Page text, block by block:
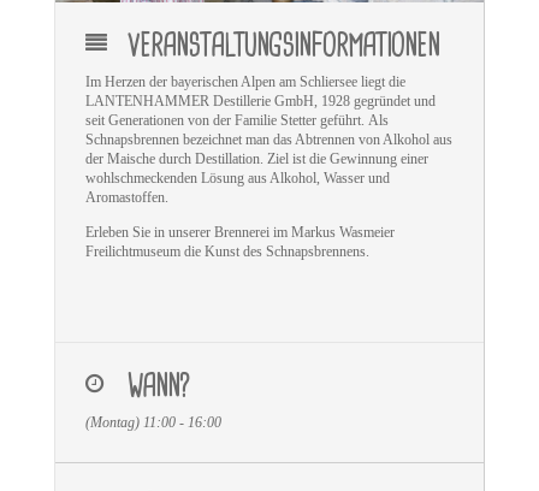
VERANSTALTUNGSINFORMATIONEN
Im Herzen der bayerischen Alpen am Schliersee liegt die
LANTENHAMMER Destillerie GmbH, 1928 gegründet und
seit Generationen von der Familie Stetter geführt. Als
Schnapsbrennen bezeichnet man das Abtrennen von Alkohol aus
der Maische durch Destillation. Ziel ist die Gewinnung einer
wohlschmeckenden Lösung aus Alkohol, Wasser und
Aromastoffen.
Erleben Sie in unserer Brennerei im Markus Wasmeier
Freilichtmuseum die Kunst des Schnapsbrennens.
WANN?
(Montag) 11:00 - 16:00